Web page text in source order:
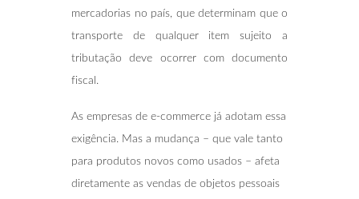
mercadorias no país, que determinam que o
transporte de qualquer item sujeito a
tributação deve ocorrer com documento
fiscal.
As empresas de e-commerce já adotam essa
exigência. Mas a mudança – que vale tanto
para produtos novos como usados – afeta
diretamente as vendas de objetos pessoais